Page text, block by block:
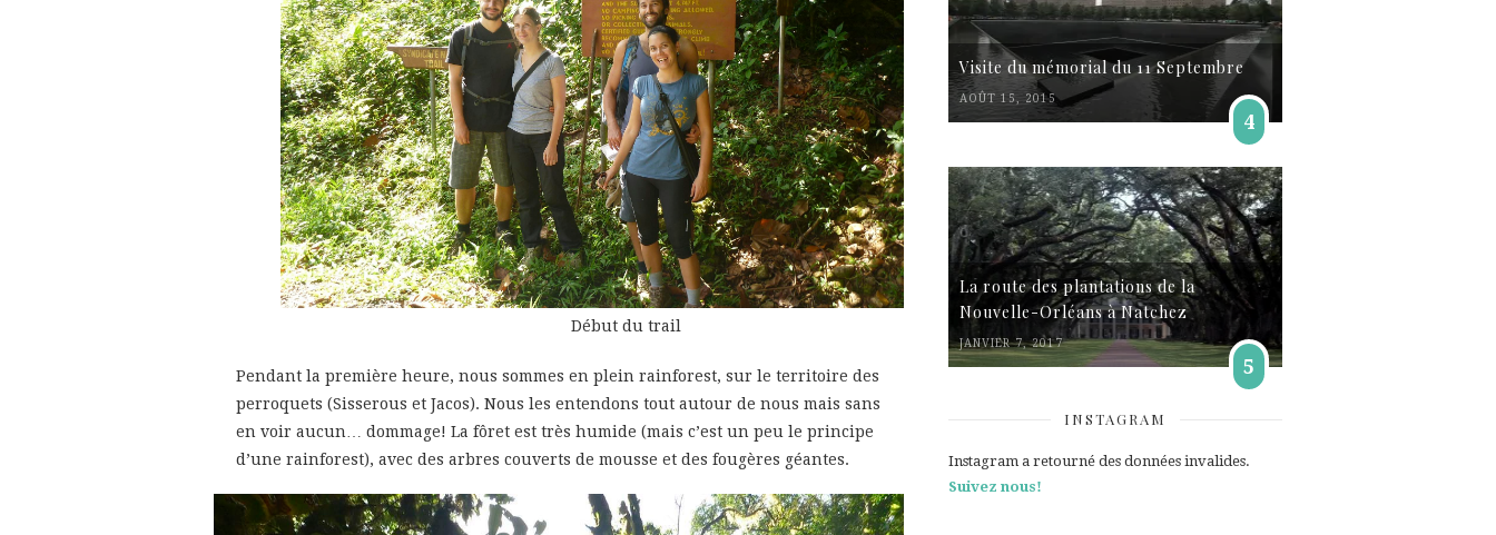
Début du trail
Pendant la première heure, nous sommes en plein rainforest, sur le territoire des
perroquets (Sisserous et Jacos). Nous les entendons tout autour de nous mais sans
en voir aucun… dommage! La fôret est très humide (mais c’est un peu le principe
d’une rainforest), avec des arbres couverts de mousse et des fougères géantes.
Visite du mémorial du 11 Septembre
AOÛT 15, 2015
4
La route des plantations de la
Nouvelle-Orléans à Natchez
JANVIER 7, 2017
5
INSTAGRAM
Instagram a retourné des données invalides.
Suivez nous!